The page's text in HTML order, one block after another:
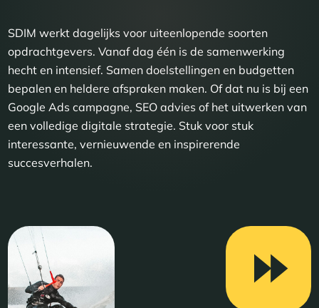
SDIM werkt dagelijks voor uiteenlopende soorten
opdrachtgevers. Vanaf dag één is de samenwerking
hecht en intensief. Samen doelstellingen en budgetten
bepalen en heldere afspraken maken. Of dat nu is bij een
Google Ads campagne, SEO advies of het uitwerken van
een volledige digitale strategie. Stuk voor stuk
interessante, vernieuwende en inspirerende
succesverhalen.